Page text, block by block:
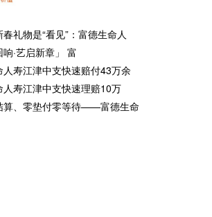
礼物是“看见”：富德生命人
响·艺启新章」 富
人寿江津中支快速赔付43万余
人寿江津中支快速理赔10万
算、零垫付零等待——富德生命